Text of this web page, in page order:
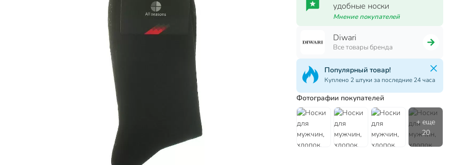
удобные носки
Мнение покупателей
Diwari
Все товары бренда
Популярный товар!
Куплено 2 штуки за последние 24 часа
Фотографии покупателей